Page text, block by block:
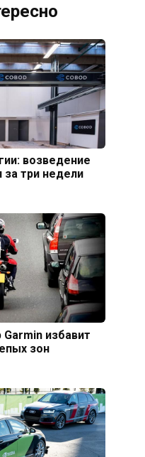
возведение
за три недели
избавит
зон